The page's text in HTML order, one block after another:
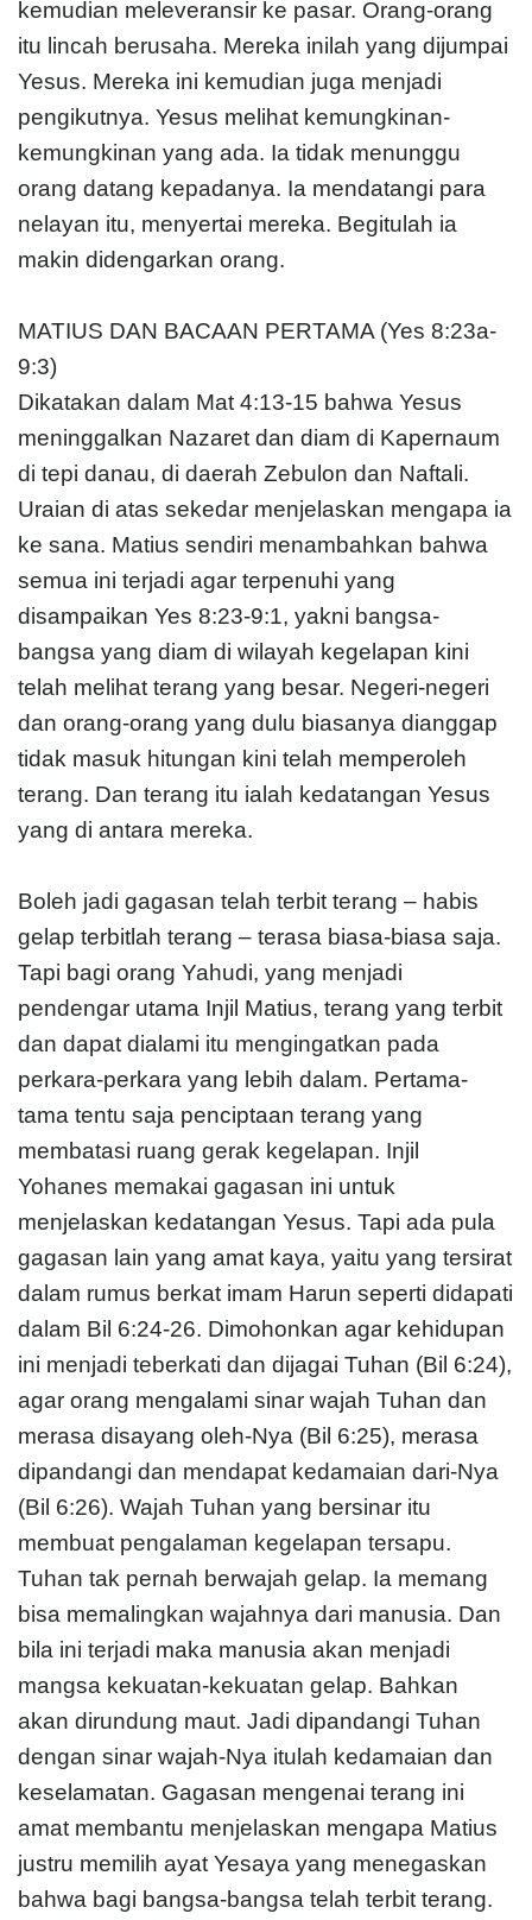
kemudian meleveransir ke pasar. Orang-orang
itu lincah berusaha. Mereka inilah yang dijumpai
Yesus. Mereka ini kemudian juga menjadi
pengikutnya. Yesus melihat kemungkinan-
kemungkinan yang ada. Ia tidak menunggu
orang datang kepadanya. Ia mendatangi para
nelayan itu, menyertai mereka. Begitulah ia
makin didengarkan orang.
MATIUS DAN BACAAN PERTAMA (Yes 8:23a-
9:3)
Dikatakan dalam Mat 4:13-15 bahwa Yesus
meninggalkan Nazaret dan diam di Kapernaum
di tepi danau, di daerah Zebulon dan Naftali.
Uraian di atas sekedar menjelaskan mengapa ia
ke sana. Matius sendiri menambahkan bahwa
semua ini terjadi agar terpenuhi yang
disampaikan Yes 8:23-9:1, yakni bangsa-
bangsa yang diam di wilayah kegelapan kini
telah melihat terang yang besar. Negeri-negeri
dan orang-orang yang dulu biasanya dianggap
tidak masuk hitungan kini telah memperoleh
terang. Dan terang itu ialah kedatangan Yesus
yang di antara mereka.
Boleh jadi gagasan telah terbit terang – habis
gelap terbitlah terang – terasa biasa-biasa saja.
Tapi bagi orang Yahudi, yang menjadi
pendengar utama Injil Matius, terang yang terbit
dan dapat dialami itu mengingatkan pada
perkara-perkara yang lebih dalam. Pertama-
tama tentu saja penciptaan terang yang
membatasi ruang gerak kegelapan. Injil
Yohanes memakai gagasan ini untuk
menjelaskan kedatangan Yesus. Tapi ada pula
gagasan lain yang amat kaya, yaitu yang tersirat
dalam rumus berkat imam Harun seperti didapati
dalam Bil 6:24-26. Dimohonkan agar kehidupan
ini menjadi teberkati dan dijagai Tuhan (Bil 6:24),
agar orang mengalami sinar wajah Tuhan dan
merasa disayang oleh-Nya (Bil 6:25), merasa
dipandangi dan mendapat kedamaian dari-Nya
(Bil 6:26). Wajah Tuhan yang bersinar itu
membuat pengalaman kegelapan tersapu.
Tuhan tak pernah berwajah gelap. Ia memang
bisa memalingkan wajahnya dari manusia. Dan
bila ini terjadi maka manusia akan menjadi
mangsa kekuatan-kekuatan gelap. Bahkan
akan dirundung maut. Jadi dipandangi Tuhan
dengan sinar wajah-Nya itulah kedamaian dan
keselamatan. Gagasan mengenai terang ini
amat membantu menjelaskan mengapa Matius
justru memilih ayat Yesaya yang menegaskan
bahwa bagi bangsa-bangsa telah terbit terang.